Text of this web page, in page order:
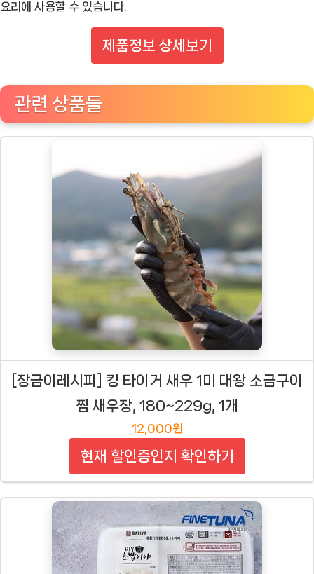
요리에 사용할 수 있습니다.
제품정보 상세보기
관련 상품들
[장금이레시피] 킹 타이거 새우 1미 대왕 소금구이
찜 새우장, 180~229g, 1개
12,000원
현재 할인중인지 확인하기